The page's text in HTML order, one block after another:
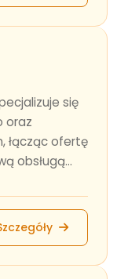
się
oraz
łącząc ofertę
obsługą...